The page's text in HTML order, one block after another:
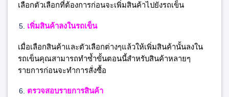
เลือกตัวเลือกที่ต้องการก่อนจะเพิ่มสินค้าไปยังรถเข็น
เพิ่มสินค้าลงในรถเข็น
เมื่อเลือกสินค้าและตัวเลือกต่างๆแล้วให้เพิ่มสินค้านั้นลงใน
รถเข็นคุณสามารถทำซ้ำขั้นตอนนี้สำหรับสินค้าหลายๆ
รายการก่อนจะทำการสั่งซื้อ
ตรวจสอบรายการสินค้า